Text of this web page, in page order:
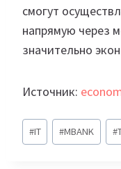
смогут
напрямую через
значительно
Источник:
Метки
записи:
#IT #MBANK #